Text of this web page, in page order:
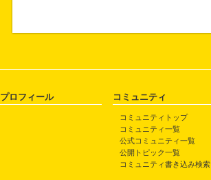
プロフィール コミュニティ
コミュニティトップ
コミュニティ一覧
公式コミュニティ一覧
公開トピック一覧
コミュニティ書き込み検索